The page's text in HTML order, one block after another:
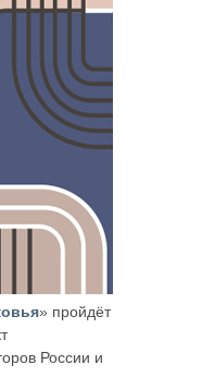
» пройдёт
России и